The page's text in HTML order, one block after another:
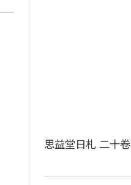
思益堂日札 二十卷